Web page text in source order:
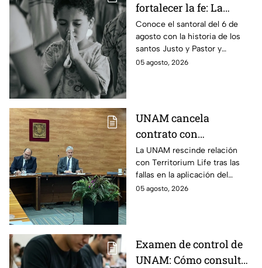
fortalecer la fe: La
plegaria para pedirle a
los Santos Justo y
Pastor por la
protección de la
Conoce el santoral del 6 de
agosto con la historia de los
santos Justo y Pastor y
descubre la oración devocional
05 agosto, 2026
UNAM cancela
contrato con
Territorium Life, alista
auditoría externa y
recurrirá a la ASF tras
exámenes de
La UNAM rescinde relación
con Territorium Life tras las
fallas en la aplicación del
examen de licenciatura y
05 agosto, 2026
Examen de control de
UNAM: Cómo consultar